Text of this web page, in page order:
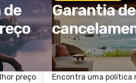
preço
Garantia de
Encontra uma política